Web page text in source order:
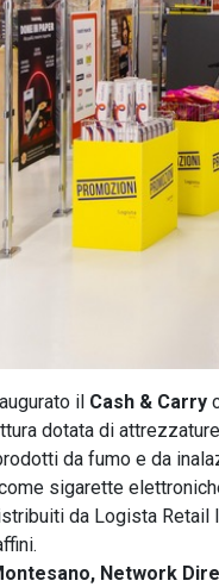
il Cash & Carry
dotata di
da fumo e da
sigarette
da Logista Retail
Network